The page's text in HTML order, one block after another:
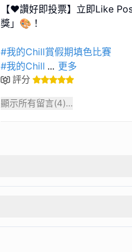
【❤️讚好即投票】立即Like
獎」🎨！
#我的Chill賞假期填色比賽
#我的Chill ... 更多
評分
顯示所有留言(4)...